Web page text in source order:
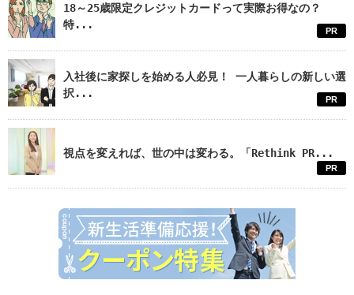
18～25歳限定クレジットカードって実際お得なの？
特...
PR
入社後に家探しを始める人必見！ 一人暮らしの新しい選
択...
PR
視点を変えれば、世の中は変わる。「Rethink PR...
PR